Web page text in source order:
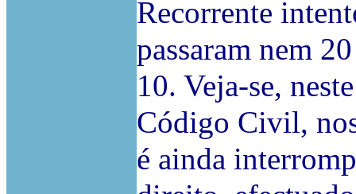
Recorrente
passaram nem
10. Veja-se,
Código Civil,
é ainda